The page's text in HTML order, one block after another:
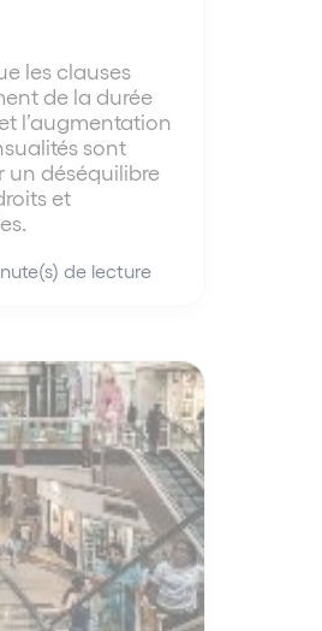
les clauses
de la durée
l’augmentation
sont
un déséquilibre
et
de lecture